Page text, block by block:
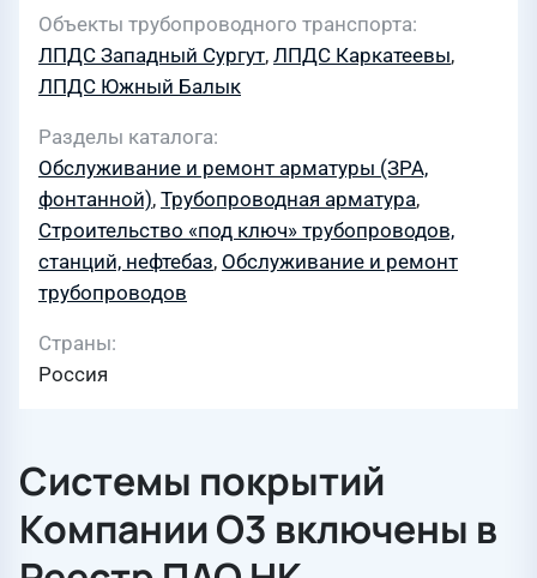
Объекты трубопроводного транспорта
ЛПДС Западный Сургут, ЛПДС Каркатеевы,
ЛПДС Южный Балык
Разделы каталога
Обслуживание и ремонт арматуры (ЗРА,
фонтанной), Трубопроводная арматура,
Строительство «под ключ» трубопроводов,
станций, нефтебаз, Обслуживание и ремонт
трубопроводов
Страны
Россия
Системы покрытий
Компании О3 включены в